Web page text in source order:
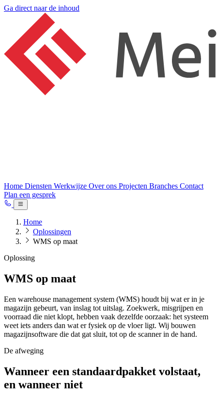
Ga direct naar de inhoud
Home Diensten Werkwijze Over ons Projecten Branches Contact
Plan een gesprek
Home
Oplossingen
WMS op maat
Oplossing
WMS op maat
Een warehouse management system (WMS) houdt bij wat er in je
magazijn gebeurt, van inslag tot uitslag. Zoekwerk, misgrijpen en
voorraad die niet klopt, hebben vaak dezelfde oorzaak: het systeem
weet iets anders dan wat er fysiek op de vloer ligt. Wij bouwen
magazijnsoftware die dat gat sluit, tot op de scanner in de hand.
De afweging
Wanneer een standaardpakket volstaat,
en wanneer niet